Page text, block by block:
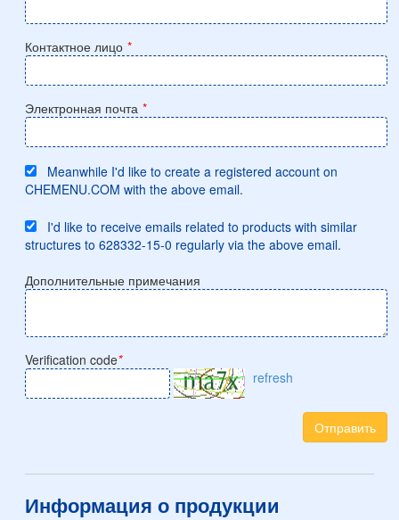
Контактное лицо *
Электронная почта *
Meanwhile I'd like to create a registered account on
CHEMENU.COM with the above email.
I'd like to receive emails related to products with similar
structures to 628332-15-0 regularly via the above email.
Дополнительные примечания
Verification code*
refresh
Отправить
Информация о продукции